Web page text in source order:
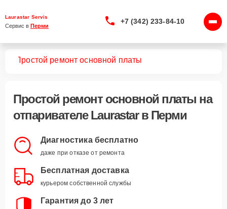
Laurastar Servis
Сервис в Перми
+7 (342) 233-84-10
Простой ремонт основной платы
Простой ремонт основной платы на
отпаривателе Laurastar в Перми
Диагностика бесплатно
даже при отказе от ремонта
Бесплатная доставка
курьером собственной службы
Гарантия до 3 лет